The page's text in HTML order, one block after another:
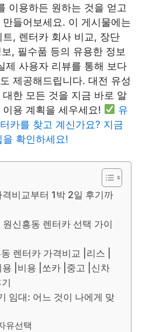
이용하든 원하는 것을 얻고
들어보세요. 이 게시물에는
, 렌터카 회사 비교, 장단
, 필수품 등의 유용한 정보
제 사용자 리뷰를 통해 보다
제공해드립니다. 대전 유성
한 모든 것을 지금 바로 알
용 계획을 세우세요!
유
카를 찾고 계신가요? 지금
확인하세요!
비교부터 1박 2일 후기까
신흥동 렌터카 선택 가이
렌터카 가격비교 |리스 |
|비용 |쏘카 |중고 |신차
임대: 어느 것이 나에게 맞
유선택